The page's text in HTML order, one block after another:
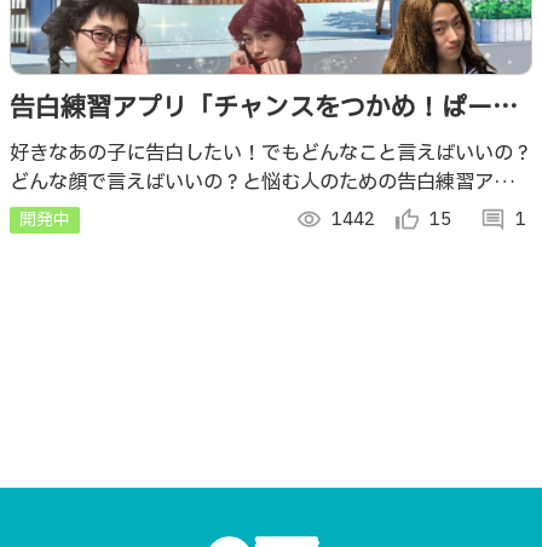
告白練習アプリ「チャンスをつかめ！ぱーふ
ぇくと♥らぶ」
好きなあの子に告白したい！でもどんなこと言えばいいの？
どんな顔で言えばいいの？と悩む人のための告白練習アプリ
です。 言葉と表情の2つの軸で告白を評価し、フィードバッ
クをもらいながら練習ができます。
開発中 visibility 1442 thumb_up_alt 15 comment 1